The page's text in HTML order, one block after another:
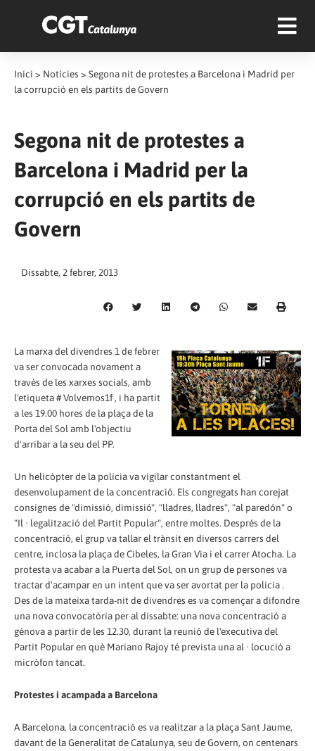
Inici > Notícies > Segona nit de protestes a Barcelona i Madrid per
la corrupció en els partits de Govern
Segona nit de protestes a
Barcelona i Madrid per la
corrupció en els partits de
Govern
Dissabte, 2 febrer, 2013
La marxa del divendres 1 de febrer
va ser convocada novament a
través de les xarxes socials, amb
l'etiqueta # Volvemos1f , i ha partit
a les 19.00 hores de la plaça de la
Porta del Sol amb l'objectiu
d'arribar a la seu del PP.
Un helicòpter de la policia va vigilar constantment el
desenvolupament de la concentració. Els congregats han corejat
consignes de "dimissió, dimissió", "lladres, lladres", "al paredón" o
"Il · legalització del Partit Popular", entre moltes. Després de la
concentració, el ​​grup va tallar el trànsit en diversos carrers del
centre, inclosa la plaça de Cibeles, la Gran Via i el carrer Atocha. La
protesta va acabar a la Puerta del Sol, on un grup de persones va
tractar d'acampar en un intent que va ser avortat per la policia .
Des de la mateixa tarda-nit de divendres es va començar a difondre
una nova convocatòria per al dissabte: una nova concentració a
gènova a partir de les 12.30, durant la reunió de l'executiva del
Partit Popular en què Mariano Rajoy té prevista una al · locució a
micròfon tancat.
Protestes i acampada a Barcelona
A Barcelona, ​​la concentració es va realitzar a la plaça Sant Jaume,
davant de la Generalitat de Catalunya, seu de Govern, on centenars